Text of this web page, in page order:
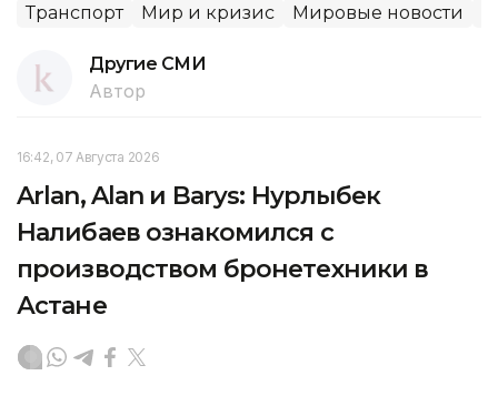
Транспорт Мир и кризис Мировые новости
Другие СМИ
Автор
16:42, 07 Августа 2026
Arlan, Alan и Barys: Нурлыбек
Налибаев ознакомился с
производством бронетехники в
Астане